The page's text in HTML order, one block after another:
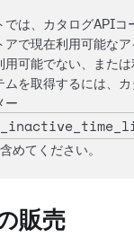
では、カタログAPIコ
アで現在利用可能な
用可能でない、また
ムを取得するには、
ー
めてください。
販売